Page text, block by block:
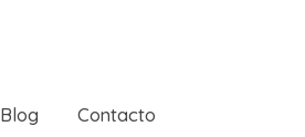
Blog Contacto